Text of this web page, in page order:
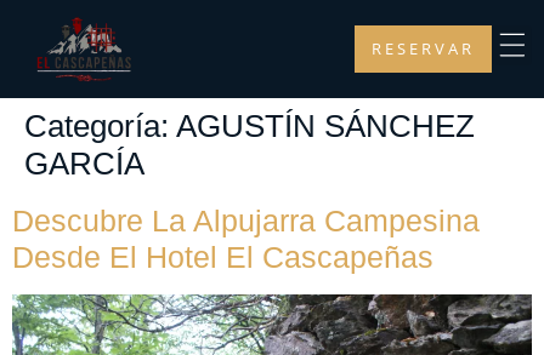
RESERVAR
Categoría: AGUSTÍN SÁNCHEZ
GARCÍA
Descubre La Alpujarra Campesina
Desde El Hotel El Cascapeñas